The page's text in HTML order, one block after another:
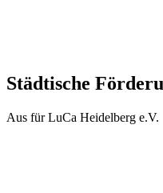
Städtische
Aus für LuCa Heidelberg e.V.